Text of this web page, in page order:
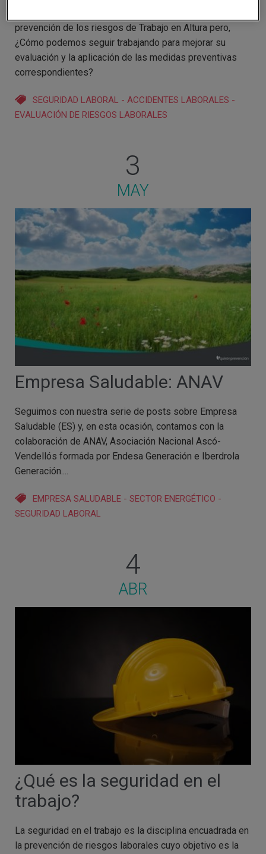
prevención de los riesgos de Trabajo en Altura pero,
¿Cómo podemos seguir trabajando para mejorar su
evaluación y la aplicación de las medidas preventivas
correspondientes?
SEGURIDAD LABORAL - ACCIDENTES LABORALES -
EVALUACIÓN DE RIESGOS LABORALES
3
MAY
Empresa Saludable: ANAV
Seguimos con nuestra serie de posts sobre Empresa
Saludable (ES) y, en esta ocasión, contamos con la
colaboración de ANAV, Asociación Nacional Ascó-
Vendellós formada por Endesa Generación e Iberdrola
Generación....
EMPRESA SALUDABLE - SECTOR ENERGÉTICO -
SEGURIDAD LABORAL
4
ABR
¿Qué es la seguridad en el
trabajo?
La seguridad en el trabajo es la disciplina encuadrada en
la prevención de riesgos laborales cuyo objetivo es la